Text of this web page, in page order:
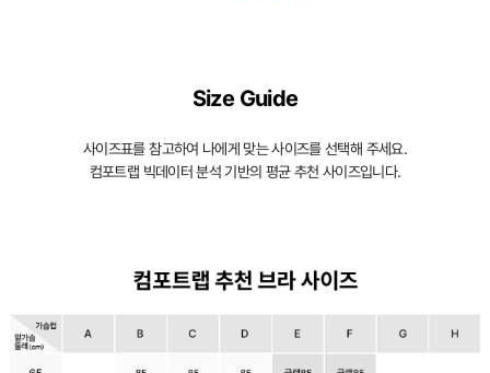
Size Guide
사이즈표를 참고하여 나에게 맞는 사이즈를 선택해 주세요.
컴포트랩 빅데이터 분석 기반의 평균 추천 사이즈입니다.